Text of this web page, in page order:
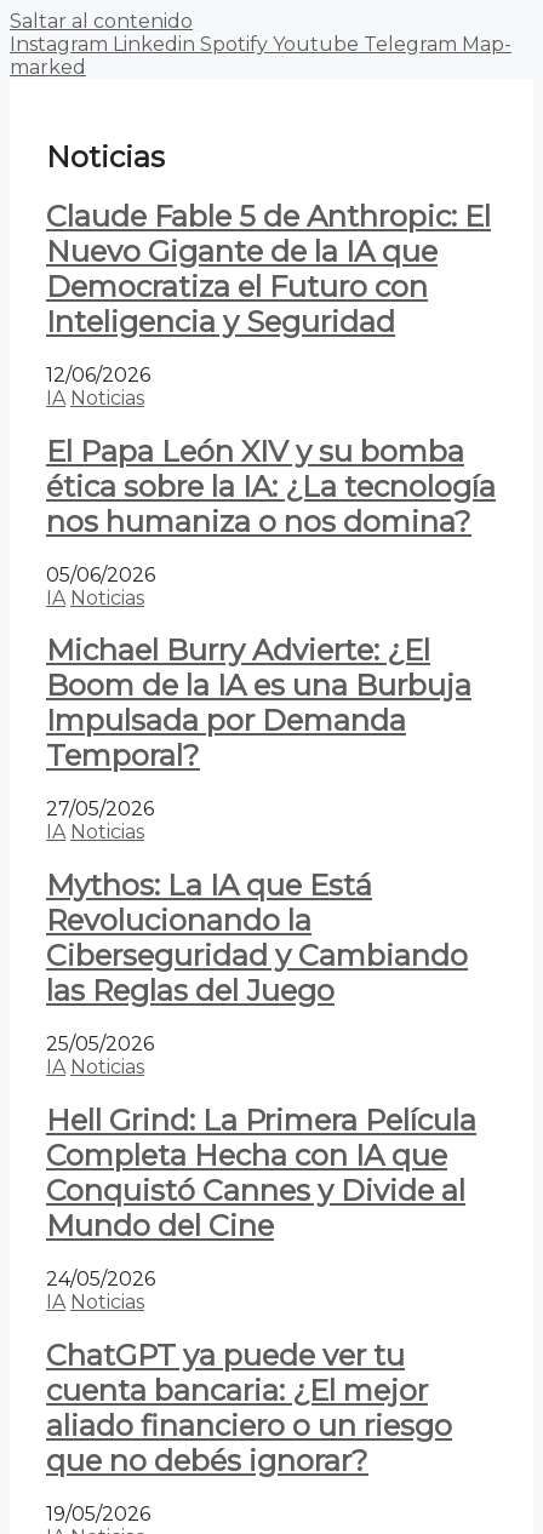
Saltar al contenido
Instagram Linkedin Spotify Youtube Telegram Map-
marked
Noticias
Claude Fable 5 de Anthropic: El
Nuevo Gigante de la IA que
Democratiza el Futuro con
Inteligencia y Seguridad
12/06/2026
IA Noticias
El Papa León XIV y su bomba
ética sobre la IA: ¿La tecnología
nos humaniza o nos domina?
05/06/2026
IA Noticias
Michael Burry Advierte: ¿El
Boom de la IA es una Burbuja
Impulsada por Demanda
Temporal?
27/05/2026
IA Noticias
Mythos: La IA que Está
Revolucionando la
Ciberseguridad y Cambiando
las Reglas del Juego
25/05/2026
IA Noticias
Hell Grind: La Primera Película
Completa Hecha con IA que
Conquistó Cannes y Divide al
Mundo del Cine
24/05/2026
IA Noticias
ChatGPT ya puede ver tu
cuenta bancaria: ¿El mejor
aliado financiero o un riesgo
que no debés ignorar?
19/05/2026